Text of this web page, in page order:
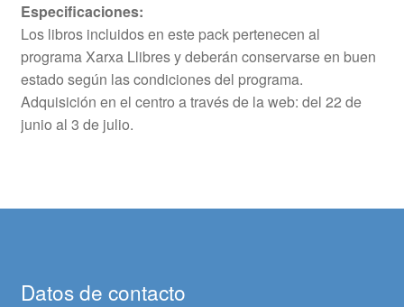
Especificaciones:
Los libros incluidos en este pack pertenecen al
programa Xarxa Llibres y deberán conservarse en buen
estado según las condiciones del programa.
Adquisición en el centro a través de la web: del 22 de
junio al 3 de julio.
Datos de contacto